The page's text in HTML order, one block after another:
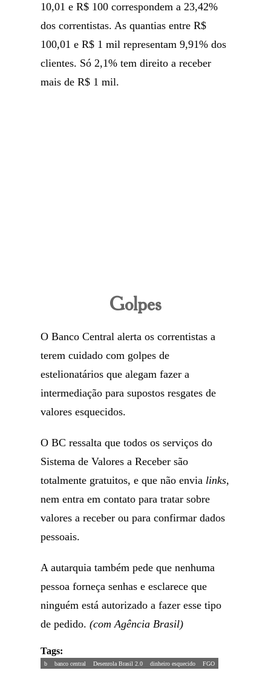
10,01 e R$ 100 correspondem a 23,42%
dos correntistas. As quantias entre R$
100,01 e R$ 1 mil representam 9,91% dos
clientes. Só 2,1% tem direito a receber
mais de R$ 1 mil.
Golpes
O Banco Central alerta os correntistas a
terem cuidado com golpes de
estelionatários que alegam fazer a
intermediação para supostos resgates de
valores esquecidos.
O BC ressalta que todos os serviços do
Sistema de Valores a Receber são
totalmente gratuitos, e que não envia links,
nem entra em contato para tratar sobre
valores a receber ou para confirmar dados
pessoais.
A autarquia também pede que nenhuma
pessoa forneça senhas e esclarece que
ninguém está autorizado a fazer esse tipo
de pedido.(com Agência Brasil)
Tags:
b banco central Desenrola Brasil 2.0 dinheiro esquecido FGO